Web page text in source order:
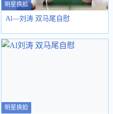
明星换脸
Al—刘涛 双马尾自慰
明星换脸